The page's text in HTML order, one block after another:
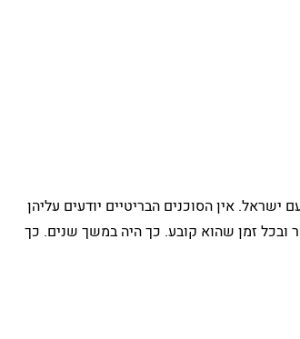
אין הסוכנים הבריטיים יודעים עליהן
ובכל זמן שהוא קובע. כך היה במשך שנים. כך